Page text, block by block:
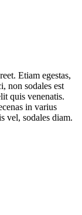
Etiam egestas,
non sodales est
quis venenatis.
in varius
vel, sodales diam.